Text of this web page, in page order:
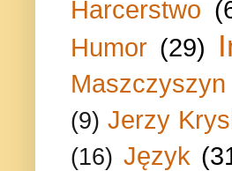
Harcerstwo
Humor (29)
Maszczyszyn
(9) Jerzy
(16) Język